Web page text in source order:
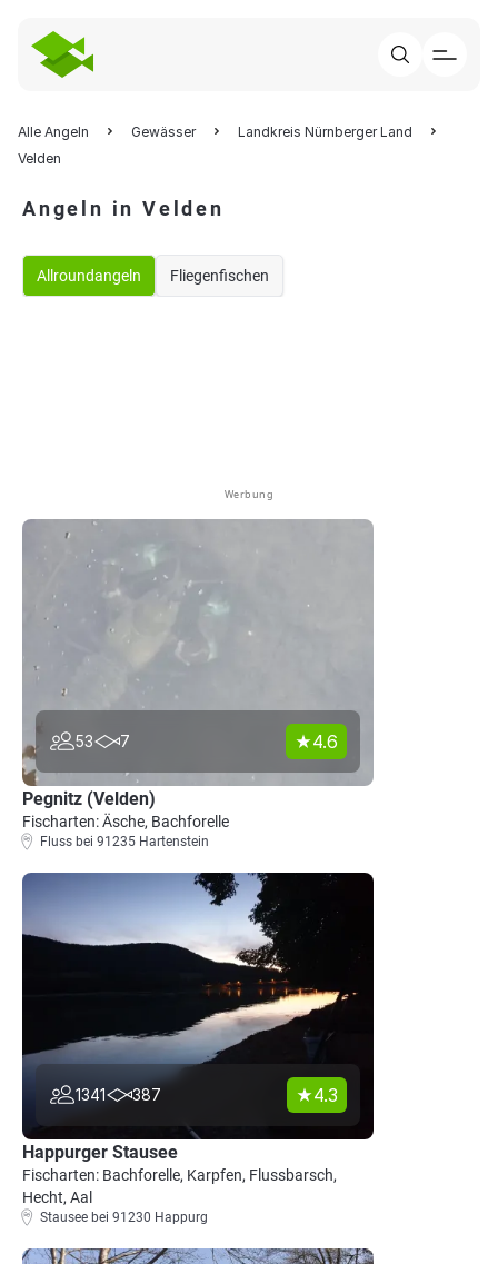
Alle Angeln Gewässer
Landkreis Nürnberger Land
Velden
Angeln in Velden
Allroundangeln Fliegenfischen
Werbung
53 7 4.6
Pegnitz (Velden)
Fischarten: Äsche, Bachforelle
Fluss bei 91235 Hartenstein
1341 387 4.3
Happurger Stausee
Fischarten: Bachforelle, Karpfen, Flussbarsch,
Hecht, Aal
Stausee bei 91230 Happurg